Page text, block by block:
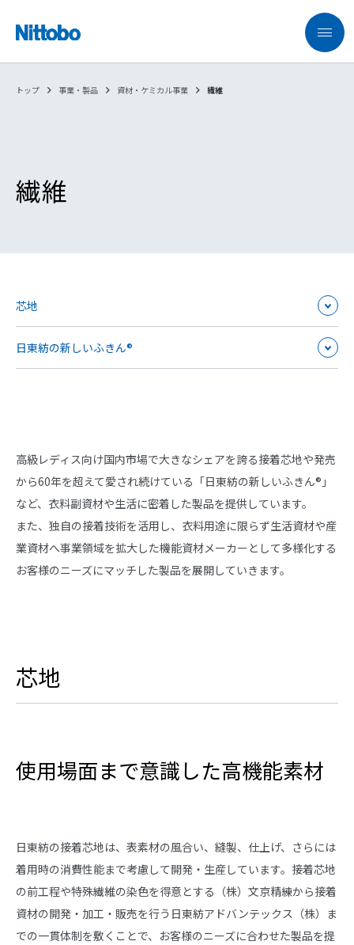
トップ 事業・製品 資材・ケミカル事業 繊維
繊維
芯地
日東紡の新しいふきん®
高級レディス向け国内市場で大きなシェアを誇る接着芯地や発売
から60年を超えて愛され続けている「日東紡の新しいふきん®」
など、衣料副資材や生活に密着した製品を提供しています。
また、独自の接着技術を活用し、衣料用途に限らず生活資材や産
業資材へ事業領域を拡大した機能資材メーカーとして多様化する
お客様のニーズにマッチした製品を展開していきます。
芯地
使用場面まで意識した高機能素材
日東紡の接着芯地は、表素材の風合い、縫製、仕上げ、さらには
着用時の消費性能まで考慮して開発・生産しています。接着芯地
の前工程や特殊繊維の染色を得意とする（株）文京精練から接着
資材の開発・加工・販売を行う日東紡アドバンテックス（株）ま
での一貫体制を敷くことで、お客様のニーズに合わせた製品を提